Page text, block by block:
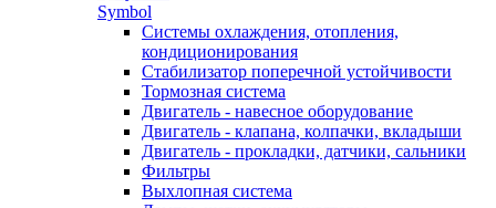
Symbol
Системы охлаждения, отопления,
кондиционирования
Стабилизатор поперечной устойчивости
Тормозная система
Двигатель - навесное оборудование
Двигатель - клапана, колпачки, вкладыши
Двигатель - прокладки, датчики, сальники
Фильтры
Выхлопная система